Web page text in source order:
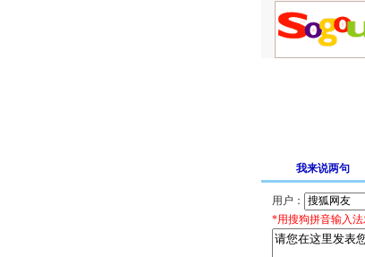
我来说两句
用户：
*用搜狗拼音输入